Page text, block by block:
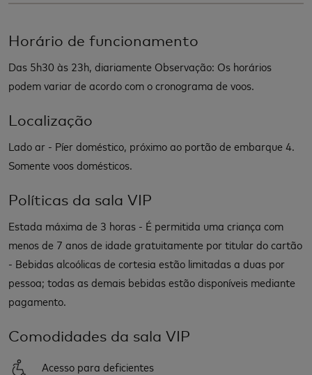
Horário de funcionamento
Das 5h30 às 23h, diariamente Observação: Os horários
podem variar de acordo com o cronograma de voos.
Localização
Lado ar - Píer doméstico, próximo ao portão de embarque 4.
Somente voos domésticos.
Políticas da sala VIP
Estada máxima de 3 horas - É permitida uma criança com
menos de 7 anos de idade gratuitamente por titular do cartão
- Bebidas alcoólicas de cortesia estão limitadas a duas por
pessoa; todas as demais bebidas estão disponíveis mediante
pagamento.
Comodidades da sala VIP
Acesso para deficientes